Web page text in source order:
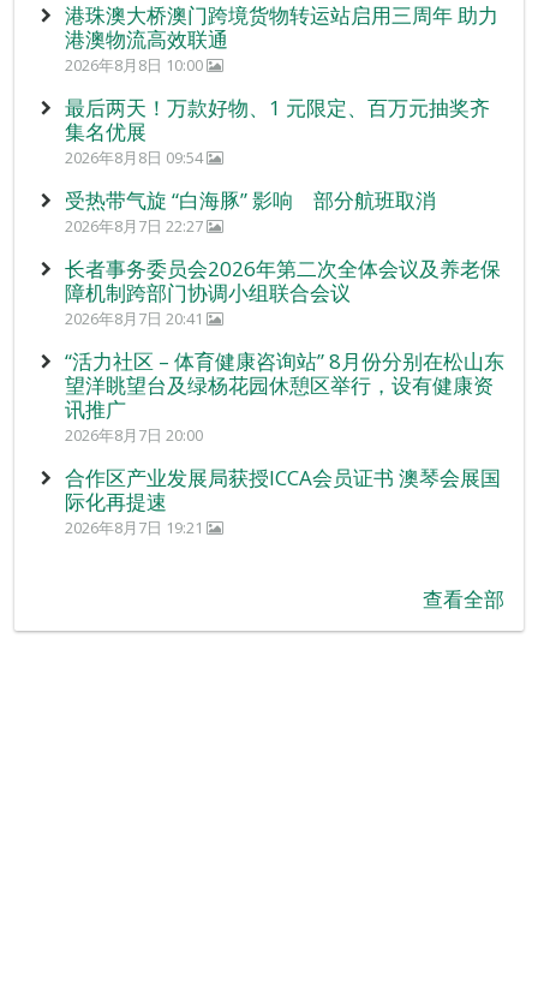
港珠澳大桥澳门跨境货物转运站启用三周年 助力
港澳物流高效联通
2026年8月8日 10:00
最后两天！万款好物、1 元限定、百万元抽奖齐
集名优展
2026年8月8日 09:54
受热带气旋 “白海豚” 影响 部分航班取消
2026年8月7日 22:27
长者事务委员会2026年第二次全体会议及养老保
障机制跨部门协调小组联合会议
2026年8月7日 20:41
“活力社区 – 体育健康咨询站” 8月份分别在松山东
望洋眺望台及绿杨花园休憩区举行，设有健康资
讯推广
2026年8月7日 20:00
合作区产业发展局获授ICCA会员证书 澳琴会展国
际化再提速
2026年8月7日 19:21
查看全部